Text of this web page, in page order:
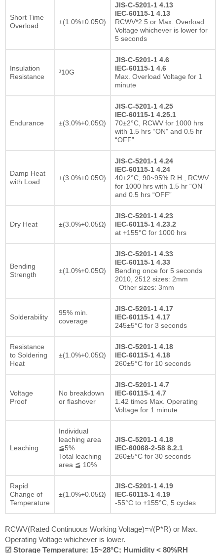
Short Time
Overload
±(1.0%+0.05Ω)
JIS-C-5201-1 4.13
IEC-60115-1 4.13
RCWV*2.5 or Max. Overload
Voltage whichever is lower for
5 seconds
Insulation
Resistance
³10G
JIS-C-5201-1 4.6
IEC-60115-1 4.6
Max. Overload Voltage for 1
minute
Endurance ±(3.0%+0.05Ω)
JIS-C-5201-1 4.25
IEC-60115-1 4.25.1
70±2°C, RCWV for 1000 hrs
with 1.5 hrs “ON” and 0.5 hr
“OFF”
Damp Heat
with Load
±(3.0%+0.05Ω)
JIS-C-5201-1 4.24
IEC-60115-1 4.24
40±2°C, 90~95% R.H., RCWV
for 1000 hrs with 1.5 hr “ON”
and 0.5 hrs “OFF”
Dry Heat ±(3.0%+0.05Ω)
JIS-C-5201-1 4.23
IEC-60115-1 4.23.2
at +155°C for 1000 hrs
Bending
Strength
±(1.0%+0.05Ω)
JIS-C-5201-1 4.33
IEC-60115-1 4.33
Bending once for 5 seconds
2010, 2512 sizes: 2mm
Other sizes: 3mm
Solderability
95% min.
coverage
JIS-C-5201-1 4.17
IEC-60115-1 4.17
245±5°C for 3 seconds
Resistance
to Soldering
Heat
±(1.0%+0.05Ω)
JIS-C-5201-1 4.18
IEC-60115-1 4.18
260±5°C for 10 seconds
Voltage
Proof
No breakdown
or flashover
JIS-C-5201-1 4.7
IEC-60115-1 4.7
1.42 times Max. Operating
Voltage for 1 minute
Leaching
Individual
leaching area
≦5%
Total leaching
area ≦ 10%
JIS-C-5201-1 4.18
IEC-60068-2-58 8.2.1
260±5°C for 30 seconds
Rapid
Change of
Temperature
±(1.0%+0.05Ω)
JIS-C-5201-1 4.19
IEC-60115-1 4.19
-55°C to +155°C, 5 cycles
RCWV(Rated Continuous Working Voltage)=√(P*R) or Max.
Operating Voltage whichever is lower.
☑ Storage Temperature: 15~28°C; Humidity < 80%RH